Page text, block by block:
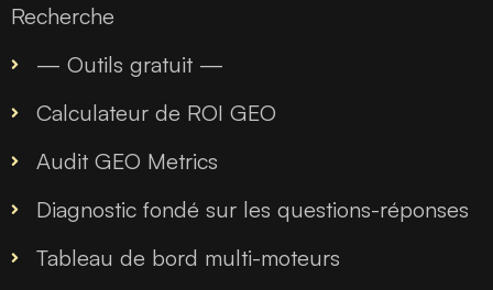
Recherche
— Outils gratuit —
Calculateur de ROI GEO
Audit GEO Metrics
Diagnostic fondé sur les questions-réponses
Tableau de bord multi-moteurs